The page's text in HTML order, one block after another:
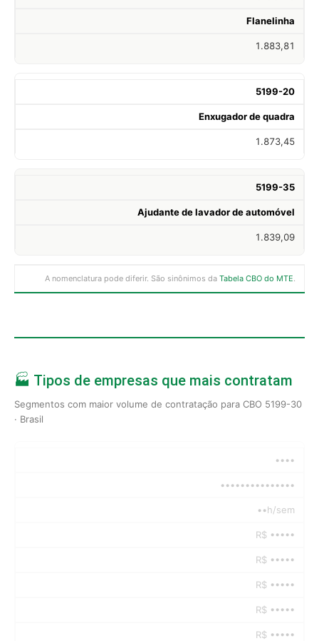
Flanelinha
1.883,81
5199-20
Enxugador de quadra
1.873,45
5199-35
Ajudante de lavador de automóvel
1.839,09
A nomenclatura pode diferir. São sinônimos da Tabela CBO do MTE.
🏭 Tipos de empresas que mais contratam
Segmentos com maior volume de contratação para CBO 5199-30
· Brasil
••••
•••••••••••••••
••h/sem
R$ •••••
R$ •••••
R$ •••••
R$ •••••
R$ •••••